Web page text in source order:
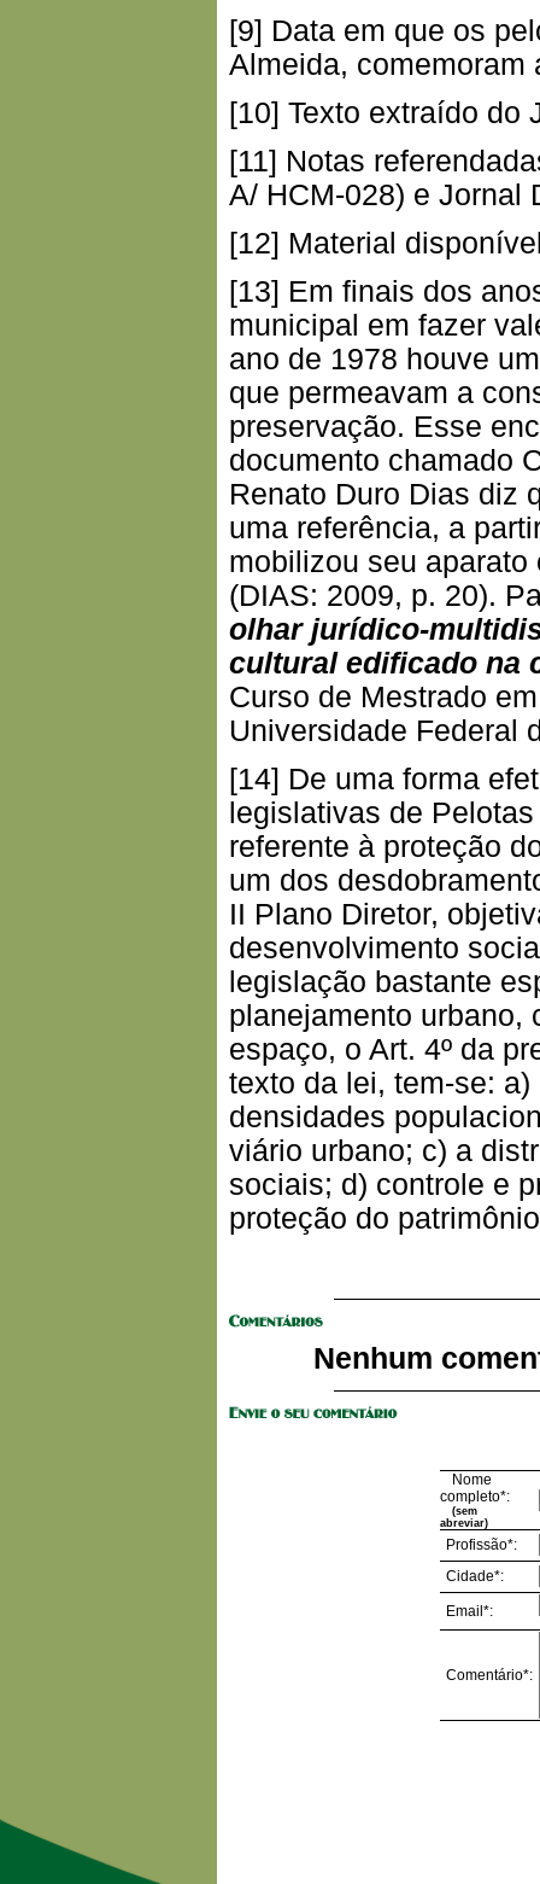
[9] Data em que os
Almeida, comemoram
[10] Texto extraído do
[11] Notas
A/ HCM-028) e Jornal
[12] Material
[13] Em finais dos
municipal em fazer
ano de 1978 houve
que permeavam a
preservação. Esse
documento chamado
Renato Duro Dias diz
uma referência, a
mobilizou seu aparato
(DIAS: 2009, p. 20).
olhar jurídico-
cultural edificado na
Curso de Mestrado
Universidade Federal
[14] De uma forma
legislativas de
referente à proteção
um dos
II Plano Diretor,
desenvolvimento
legislação bastante
planejamento urbano,
espaço, o Art. 4º da
texto da lei, tem-se:
densidades
viário urbano; c) a
sociais; d) controle e
proteção do
Nenhum
Nome
completo*:
(sem
abreviar)
Profissão*:
Cidade*:
Email*:
Comentário*: